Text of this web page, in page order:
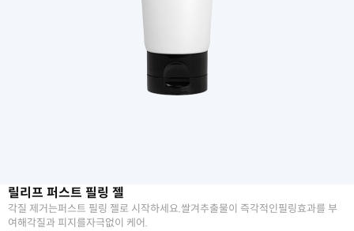
릴리프 퍼스트 필링 젤
각질 제거는퍼스트 필링 젤로 시작하세요.쌀겨추출물이 즉각적인필링효과를 부
여해각질과 피지를자극없이 케어.